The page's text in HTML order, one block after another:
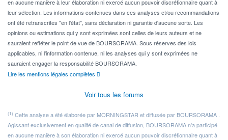
en aucune manière à leur élaboration ni exercé aucun pouvoir discrétionnaire quant à
leur sélection. Les informations contenues dans ces analyses et/ou recommandations
ont été retranscrites "en l'état", sans déclaration ni garantie d'aucune sorte. Les
opinions ou estimations qui y sont exprimées sont celles de leurs auteurs et ne
sauraient refléter le point de vue de BOURSORAMA. Sous réserves des lois
applicables, ni l'information contenue, ni les analyses qui y sont exprimées ne
sauraient engager la responsabilité BOURSORAMA.
Lire les mentions légales complètes
Voir tous les forums
(1) Cette analyse a été élaborée par MORNINGSTAR et diffusée par BOURSORAMA .
Agissant exclusivement en qualité de canal de diffusion, BOURSORAMA n'a participé
en aucune manière à son élaboration ni exercé aucun pouvoir discrétionnaire quant à